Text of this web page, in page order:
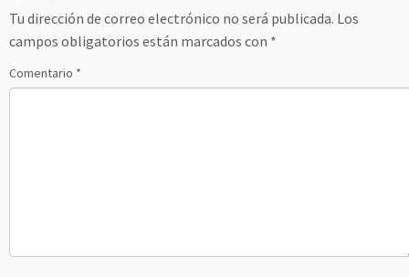
Tu dirección de correo electrónico no será publicada. Los
campos obligatorios están marcados con *
Comentario *